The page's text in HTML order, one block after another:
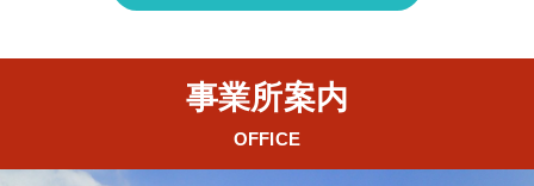
事業所案内
OFFICE